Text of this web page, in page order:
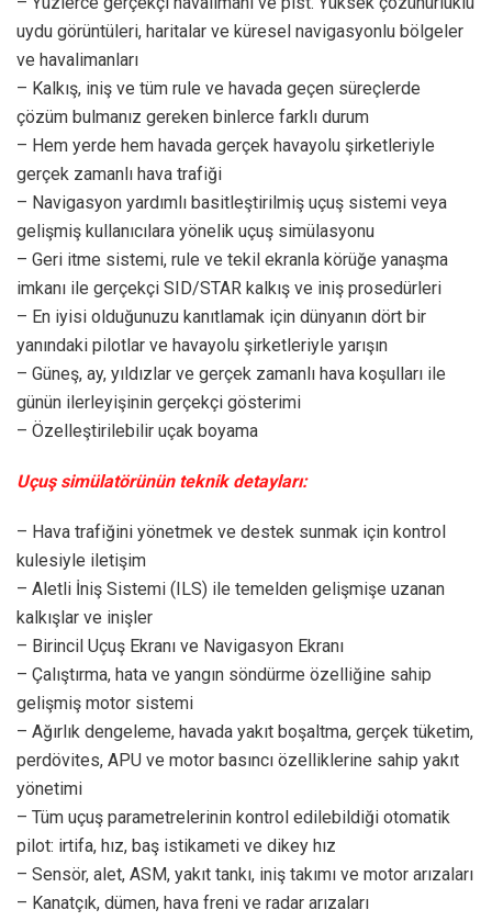
uydu görüntüleri, haritalar ve küresel navigasyonlu bölgeler
ve havalimanları
– Kalkış, iniş ve tüm rule ve havada geçen süreçlerde
çözüm bulmanız gereken binlerce farklı durum
– Hem yerde hem havada gerçek havayolu şirketleriyle
gerçek zamanlı hava trafiği
– Navigasyon yardımlı basitleştirilmiş uçuş sistemi veya
gelişmiş kullanıcılara yönelik uçuş simülasyonu
– Geri itme sistemi, rule ve tekil ekranla körüğe yanaşma
imkanı ile gerçekçi SID/STAR kalkış ve iniş prosedürleri
– En iyisi olduğunuzu kanıtlamak için dünyanın dört bir
yanındaki pilotlar ve havayolu şirketleriyle yarışın
– Güneş, ay, yıldızlar ve gerçek zamanlı hava koşulları ile
günün ilerleyişinin gerçekçi gösterimi
– Özelleştirilebilir uçak boyama
Uçuş simülatörünün teknik detayları:
– Hava trafiğini yönetmek ve destek sunmak için kontrol
kulesiyle iletişim
– Aletli İniş Sistemi (ILS) ile temelden gelişmişe uzanan
kalkışlar ve inişler
– Birincil Uçuş Ekranı ve Navigasyon Ekranı
– Çalıştırma, hata ve yangın söndürme özelliğine sahip
gelişmiş motor sistemi
– Ağırlık dengeleme, havada yakıt boşaltma, gerçek tüketim,
perdövites, APU ve motor basıncı özelliklerine sahip yakıt
yönetimi
– Tüm uçuş parametrelerinin kontrol edilebildiği otomatik
pilot: irtifa, hız, baş istikameti ve dikey hız
– Sensör, alet, ASM, yakıt tankı, iniş takımı ve motor arızaları
– Kanatçık, dümen, hava freni ve radar arızaları